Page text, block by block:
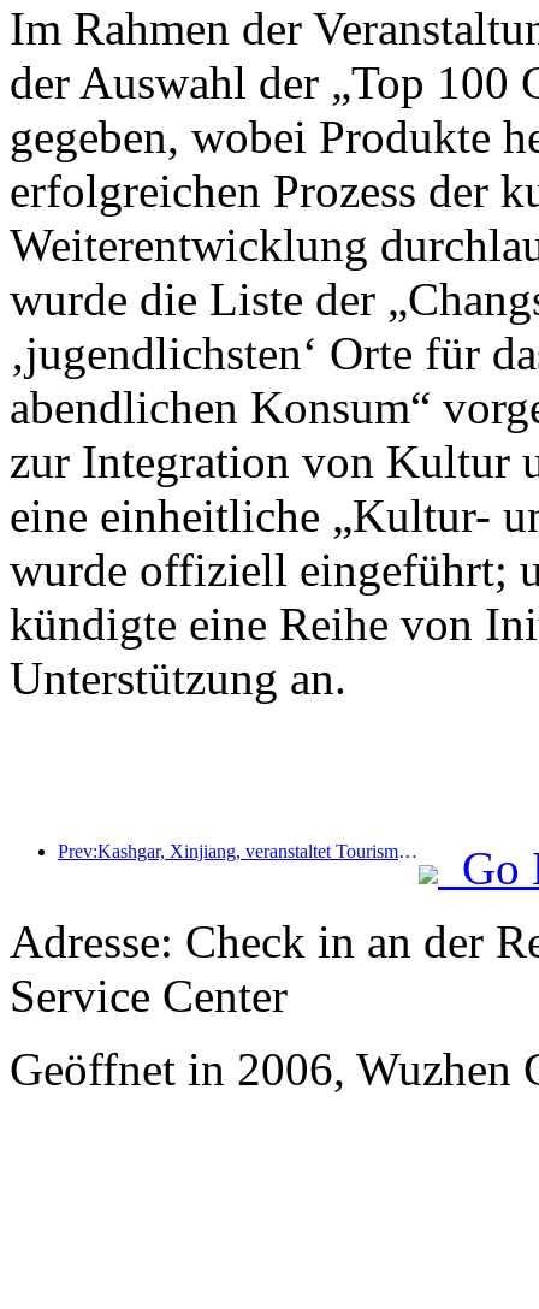
Im Rahmen der
der Auswahl der „Top 100
gegeben, wobei Produkte
erfolgreichen Prozess der
Weiterentwicklung
wurde die Liste der
‚jugendlichsten‘ Orte für
abendlichen Konsum“
zur Integration von Kultur
eine einheitliche „Kultur-
wurde offiziell eingeführt;
kündigte eine Reihe von
Unterstützung an.
Prev:Kashgar, Xinjiang, veranstaltet Tourismus-Werbeevent zur Förderung des interethnischen Austauschs.
Go
Adresse: Check in an der
Service Center
Geöffnet in 2006, Wuzhen